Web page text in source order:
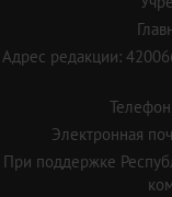
Адрес редакции:
Электронная
При поддержке